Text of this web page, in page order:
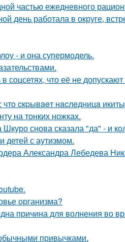
частью ежедневного
день работала в округе,
- и она супермодель.
что её не
cкpывaeт нacлeдницa
на тонких ножках.
снова сказала "да" - и
детей с аутизмом.
Александра Лебедева
организма?
причина для волнения во
привычками.